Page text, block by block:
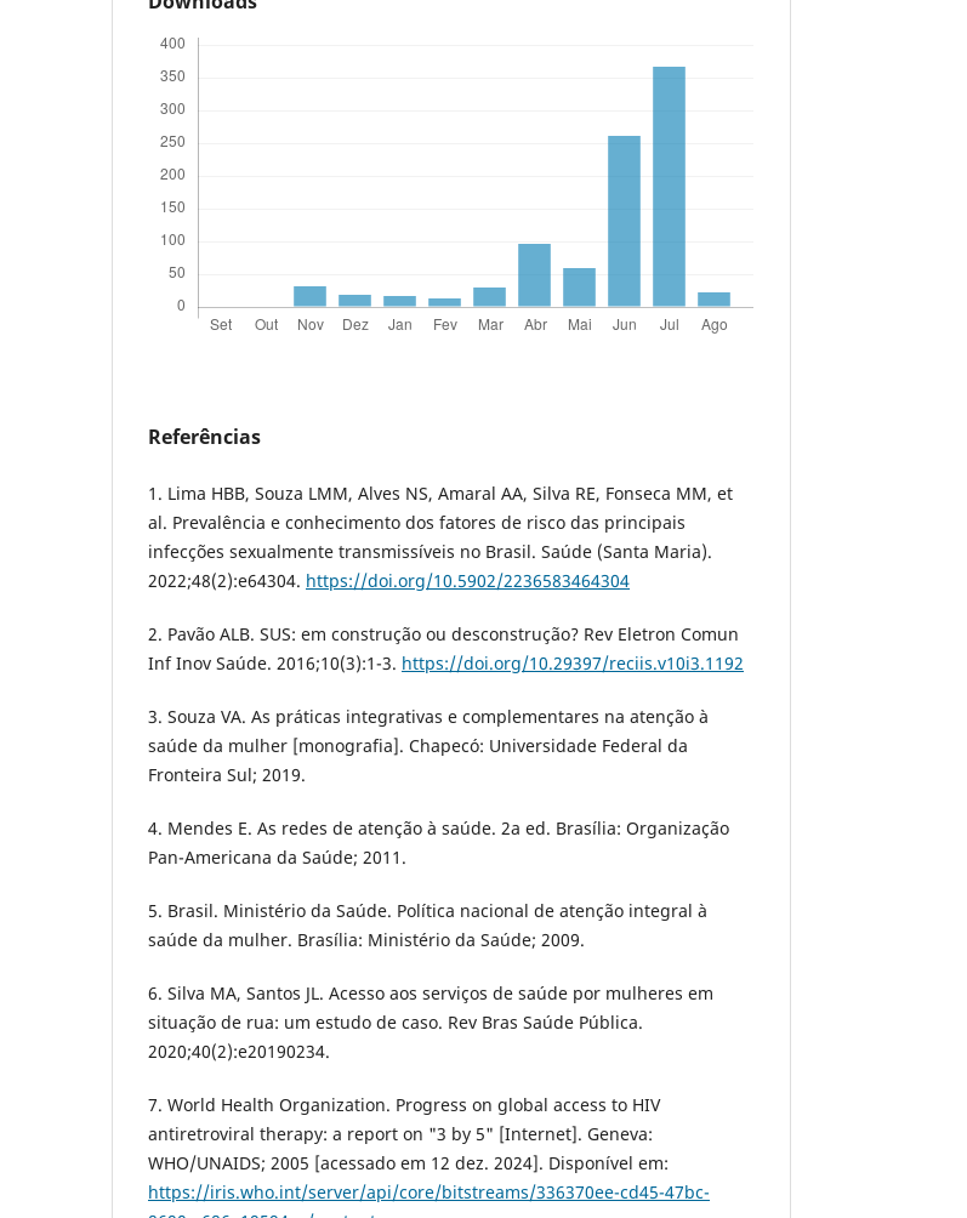
Referências
1. Lima HBB, Souza LMM, Alves NS, Amaral AA, Silva RE, Fonseca MM, et
al. Prevalência e conhecimento dos fatores de risco das principais
infecções sexualmente transmissíveis no Brasil. Saúde (Santa Maria).
2022;48(2):e64304. https://doi.org/10.5902/2236583464304
2. Pavão ALB. SUS: em construção ou desconstrução? Rev Eletron Comun
Inf Inov Saúde. 2016;10(3):1-3. https://doi.org/10.29397/reciis.v10i3.1192
3. Souza VA. As práticas integrativas e complementares na atenção à
saúde da mulher [monografia]. Chapecó: Universidade Federal da
Fronteira Sul; 2019.
4. Mendes E. As redes de atenção à saúde. 2a ed. Brasília: Organização
Pan-Americana da Saúde; 2011.
5. Brasil. Ministério da Saúde. Política nacional de atenção integral à
saúde da mulher. Brasília: Ministério da Saúde; 2009.
6. Silva MA, Santos JL. Acesso aos serviços de saúde por mulheres em
situação de rua: um estudo de caso. Rev Bras Saúde Pública.
2020;40(2):e20190234.
7. World Health Organization. Progress on global access to HIV
antiretroviral therapy: a report on "3 by 5" [Internet]. Geneva:
WHO/UNAIDS; 2005 [acessado em 12 dez. 2024]. Disponível em:
https://iris.who.int/server/api/core/bitstreams/336370ee-cd45-47bc-